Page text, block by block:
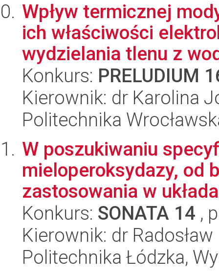
Wpływ termicznej
ich właściwości
wydzielania tlenu z
Konkurs: PRELUDIUM
Kierownik: dr Karolina
Politechnika
W poszukiwaniu
mieloperoksydazy, od
zastosowania w
Konkurs: SONATA 14 ,
Kierownik: dr
Politechnika Łódzka,